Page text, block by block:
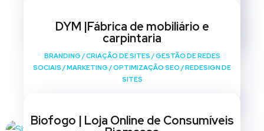
SITES
DYM |Fábrica de mobiliário e
carpintaria
BRANDING /CRIAÇÃO DE SITES /GESTÃO DE REDES
SOCIAIS /MARKETING /OPTIMIZAÇÃO SEO /REDESIGN DE
SITES
Biofogo | Loja Online de Consumíveis